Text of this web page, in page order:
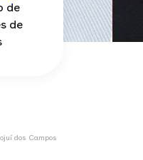
de
de
dos Campos